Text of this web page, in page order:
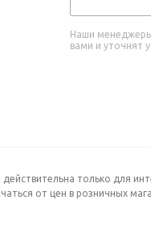
Наши
вами и уточнят
действительна только для
от цен в розничных